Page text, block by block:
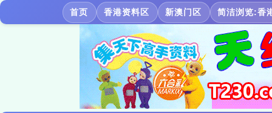
首页 香港资料区 新澳门区 简洁浏览:香